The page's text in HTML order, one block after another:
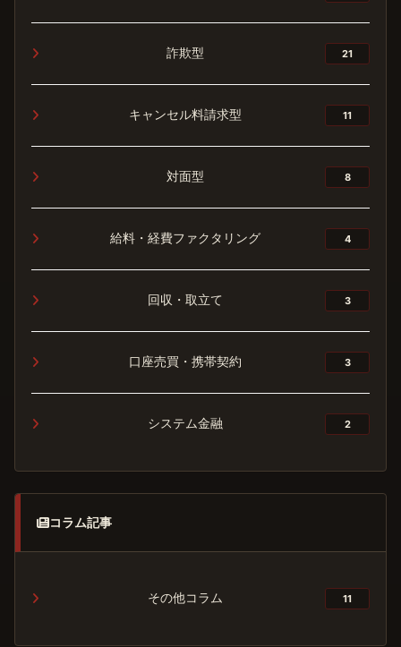
詐欺型 21
キャンセル料請求型 11
対面型 8
給料・経費ファクタリング 4
回収・取立て 3
口座売買・携帯契約 3
システム金融 2
コラム記事
その他コラム 11